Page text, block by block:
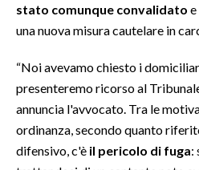
stato comunque convalidato
una nuova misura cautelare in
“Noi avevamo chiesto i
presenteremo ricorso al Tribunale
annuncia l'avvocato. Tra le
ordinanza, secondo quanto
difensivo, c'è il pericolo di fuga: